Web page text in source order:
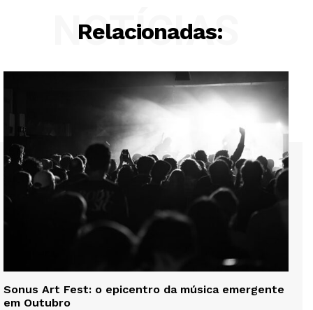
Relacionadas:
NOTÍCIAS
Sonus Art Fest: o epicentro da música emergente
em Outubro